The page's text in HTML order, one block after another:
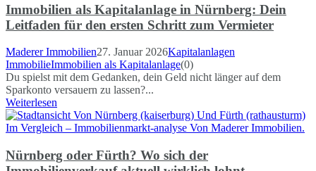
Immobilien als Kapitalanlage in Nürnberg: Dein
Leitfaden für den ersten Schritt zum Vermieter
Maderer Immobilien27. Januar 2026Kapitalanlagen
ImmobilieImmobilien als Kapitalanlage(0)
Du spielst mit dem Gedanken, dein Geld nicht länger auf dem
Sparkonto versauern zu lassen?...
Weiterlesen
Nürnberg oder Fürth? Wo sich der